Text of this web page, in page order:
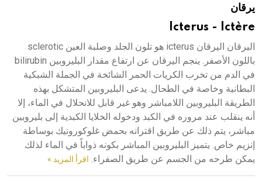
يرقان
Icterus - Ictère
اليرقان اليرقان icterus هو تلون الجلد وصلبة العين sclerotic
باللون الأصفر. ينجم اليرقان عن ارتفاع مقدار البليروبين bilirubin
في الدم من تخرب الكريات الحمر الشائخة في الجملة الشبكية
البطانية وخاصة في الطحال. يدعى البليروبين المتشكل بهذه
الطريقة البليروبين اللامباشر وهو غير قابل للانحلال في الماء، إلا
أنه ينقلب عند مروره في الكبد ودخوله الخلايا الكبدية إلى بليروبين
مباشر، يتم ذلك عن طريق اقترانه بحمض غلوكورونيك بوساطة
إنزيم خاص. يتميز البليروبين المباشر بكونه ذواباً في الماء لذلك
يمكن طرحه من الجسم عن طريق الصفراء. اقرأ المزيد »